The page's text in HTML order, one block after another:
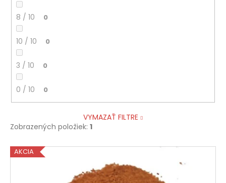
8 / 10 0
10 / 10 0
3 / 10 0
0 / 10 0
VYMAZAŤ FILTRE
Zobrazených položiek: 1
V
AKCIA